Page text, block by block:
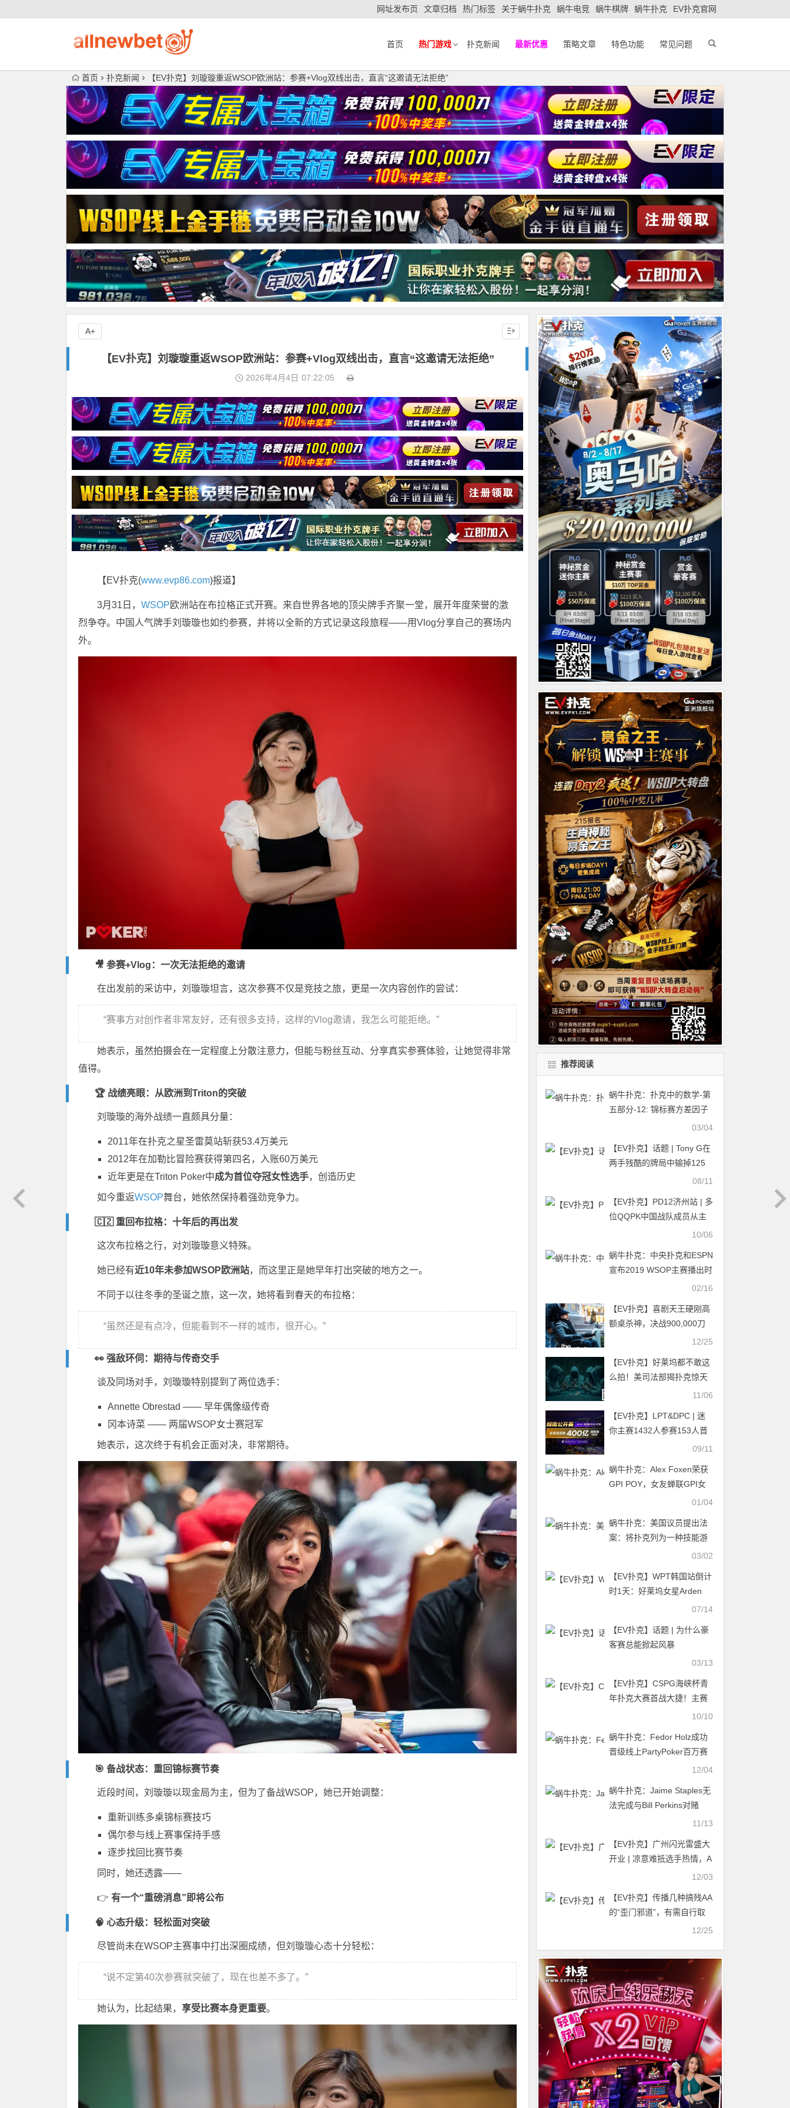
网址发布页 文章归档 热门标签 关于蜗牛扑克 蜗牛电竞 蜗牛棋牌 蜗牛扑克 EV扑克官网
首页 热门游戏 扑克新闻 最新优惠 策略文章 特色功能 常见问题
首页 扑克新闻 【EV扑克】刘璇璇重返WSOP欧洲站：参赛+Vlog双线出击，直言“这邀请无法拒绝”
【EV扑克】刘璇璇重返WSOP欧洲站：参赛+Vlog双线出击，直言“这邀请无法拒绝”
2026年4月4日 07:22:05
【EV扑克(www.evp86.com)报道】
3月31日， WSOP欧洲站在布拉格正式开赛。来自世界各地的顶尖牌手齐聚一堂，展开年度荣誉的激
烈争夺。中国人气牌手刘璇璇也如约参赛，并将以全新的方式记录这段旅程——用Vlog分享自己的赛场内
外。
🎥 参赛+Vlog：一次无法拒绝的邀请
在出发前的采访中，刘璇璇坦言，这次参赛不仅是竞技之旅，更是一次内容创作的尝试：
“赛事方对创作者非常友好，还有很多支持，这样的Vlog邀请，我怎么可能拒绝。”
她表示，虽然拍摄会在一定程度上分散注意力，但能与粉丝互动、分享真实参赛体验，让她觉得非常
值得。
🏆 战绩亮眼：从欧洲到Triton的突破
刘璇璇的海外战绩一直颇具分量：
2011年在扑克之星圣雷莫站斩获53.4万美元
2012年在加勒比冒险赛获得第四名，入账60万美元
近年更是在Triton Poker中成为首位夺冠女性选手，创造历史
如今重返WSOP舞台，她依然保持着强劲竞争力。
🇨🇿 重回布拉格：十年后的再出发
这次布拉格之行，对刘璇璇意义特殊。
她已经有近10年未参加WSOP欧洲站，而这里正是她早年打出突破的地方之一。
不同于以往冬季的圣诞之旅，这一次，她将看到春天的布拉格：
“虽然还是有点冷，但能看到不一样的城市，很开心。”
👀 强敌环伺：期待与传奇交手
谈及同场对手，刘璇璇特别提到了两位选手：
Annette Obrestad —— 早年偶像级传奇
冈本诗菜 —— 两届WSOP女士赛冠军
她表示，这次终于有机会正面对决，非常期待。
🎯 备战状态：重回锦标赛节奏
近段时间，刘璇璇以现金局为主，但为了备战WSOP，她已开始调整：
重新训练多桌锦标赛技巧
偶尔参与线上赛事保持手感
逐步找回比赛节奏
同时，她还透露——
👉 有一个“重磅消息”即将公布
🧠 心态升级：轻松面对突破
尽管尚未在WSOP主赛事中打出深圈成绩，但刘璇璇心态十分轻松：
“说不定第40次参赛就突破了，现在也差不多了。”
她认为，比起结果， 享受比赛本身更重要。
A+
推荐阅读
蜗牛扑克：扑克中的数学-第
五部分-12: 锦标赛方差因子
03/04
【EV扑克】话题 | Tony G在
两手残酷的牌局中输掉125
08/11
【EV扑克】PD12济州站 | 多
位QQPK中国战队成员从主
赛第一轮晋级！主赛1656人
二轮
10/06
蜗牛扑克：中央扑克和ESPN
宣布2019 WSOP主赛播出时
02/16
【EV扑克】喜剧天王硬刚高
额桌杀神，决战900,000刀
12/25
【EV扑克】好莱坞都不敢这
么拍！美司法部揭扑克惊天
骗局：X光桌、黑客洗牌机、
11/06
【EV扑克】LPT&DPC | 迷
你主赛1432人参赛153人晋
09/11
蜗牛扑克：Alex Foxen荣获
GPI POY，女友蝉联GPI女
01/04
蜗牛扑克：美国议员提出法
案：将扑克列为一种技能游
03/02
【EV扑克】WPT韩国站倒计
时1天：好莱坞女星Arden
Cho确认参赛，早鸟优惠套
07/14
【EV扑克】话题 | 为什么豪
客赛总能掀起风暴
03/13
【EV扑克】CSPG海峡杯青
年扑克大赛首战大捷！主赛
1130人次参赛255人晋级，
快速赛记分榜首
10/10
蜗牛扑克：Fedor Holz成功
晋级线上PartyPoker百万赛
12/04
蜗牛扑克：Jaime Staples无
法完成与Bill Perkins对赌
11/13
【EV扑克】广州闪光雷盛大
开业 | 凉意难抵选手热情，A
组共264人次参赛，刘涛以
第二轮
12/03
【EV扑克】传播几种搞残AA
的“歪门邪道”，有需自行取
12/25